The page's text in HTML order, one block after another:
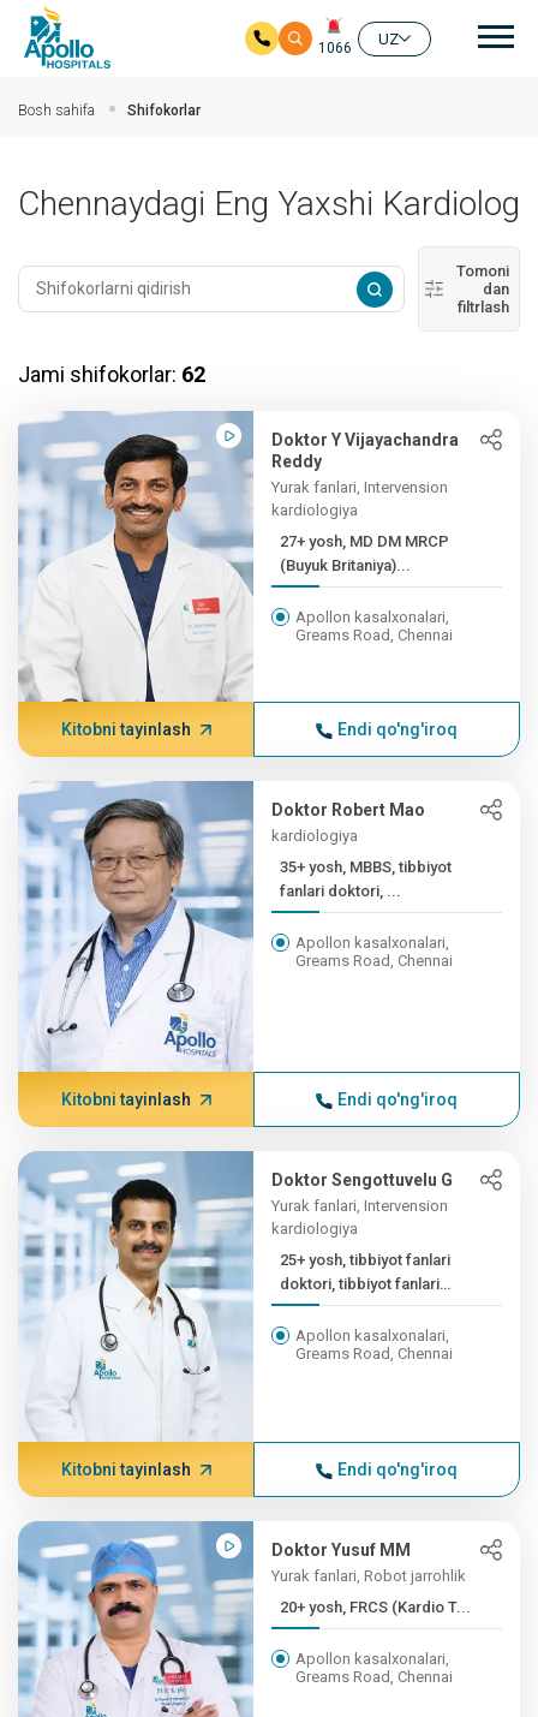
1066
UZ
Bosh sahifa Shifokorlar
Chennaydagi Eng Yaxshi Kardiolog
Tomoni
dan
filtrlash
Jami shifokorlar: 62
Doktor Y Vijayachandra
Reddy
Yurak fanlari, Intervension
kardiologiya
27+ yosh, MD DM MRCP
(Buyuk Britaniya)...
Apollon kasalxonalari,
Greams Road, Chennai
Kitobni tayinlash Endi qo'ng'iroq
Doktor Robert Mao
kardiologiya
35+ yosh, MBBS, tibbiyot
fanlari doktori, ...
Apollon kasalxonalari,
Greams Road, Chennai
Kitobni tayinlash Endi qo'ng'iroq
Doktor Sengottuvelu G
Yurak fanlari, Intervension
kardiologiya
25+ yosh, tibbiyot fanlari
doktori, tibbiyot fanlari
doktori, tibbiyot fanlari
doktori, ...
Apollon kasalxonalari,
Greams Road, Chennai
Kitobni tayinlash Endi qo'ng'iroq
Doktor Yusuf MM
Yurak fanlari, Robot jarrohlik
20+ yosh, FRCS (Kardio T...
Apollon kasalxonalari,
Greams Road, Chennai